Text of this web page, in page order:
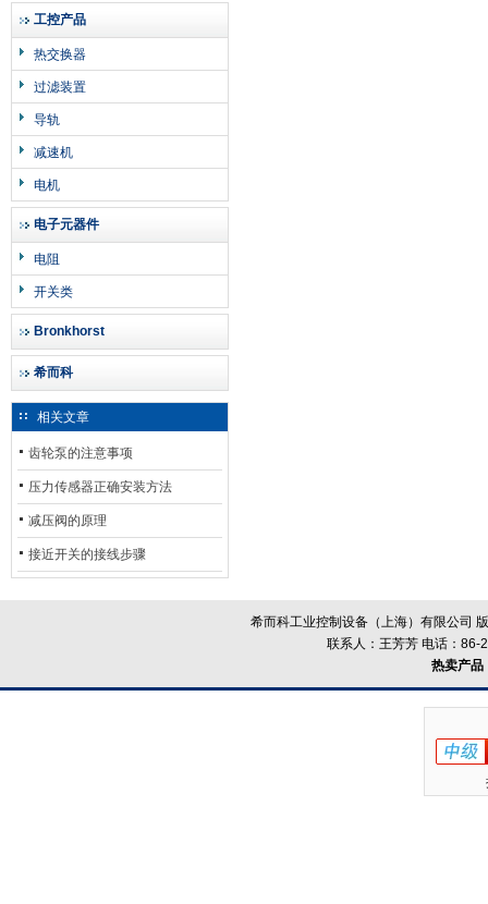
工控产品
热交换器
过滤装置
导轨
减速机
电机
电子元器件
电阻
开关类
Bronkhorst
希而科
相关文章
齿轮泵的注意事项
压力传感器正确安装方法
减压阀的原理
接近开关的接线步骤
希而科工业控制设备（上海）有限公司
联系人：王芳芳 电话：
热卖产品